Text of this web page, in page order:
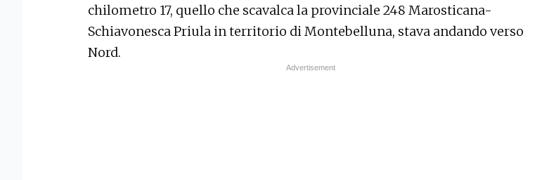
chilometro 17, quello che scavalca la provinciale 248 Marosticana-
Schiavonesca Priula in territorio di Montebelluna, stava andando verso
Nord.